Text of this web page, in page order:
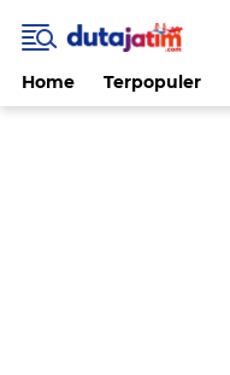
Home Terpopuler